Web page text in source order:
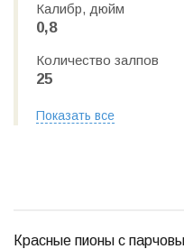
Калибр, дюйм
0,8
Количество залпов
25
Показать все
Красные пионы с